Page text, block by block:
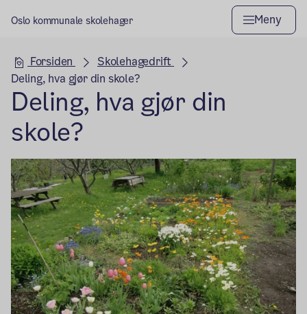
Oslo kommunale skolehager Meny
Hovedseksjon
Forsiden
Skolehagedrift
Deling, hva gjør din skole?
Deling, hva gjør din
skole?